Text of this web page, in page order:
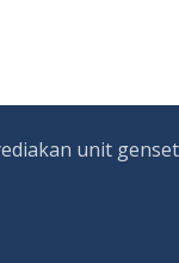
unit genset